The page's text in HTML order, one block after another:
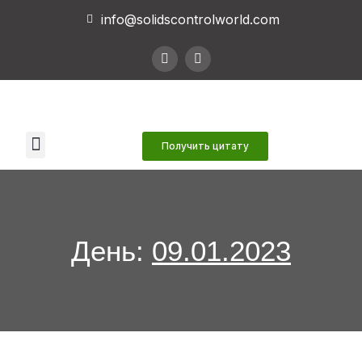
info@solidscontrolworld.com
Получить цитату
День: 09.01.2023